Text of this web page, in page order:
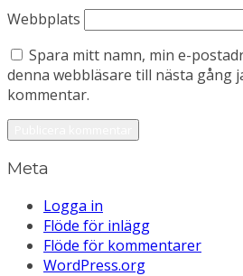
Webbplats
Spara mitt namn, min e-
denna webbläsare till nästa gång
kommentar.
Meta
Logga in
Flöde för inlägg
Flöde för kommentarer
WordPress.org